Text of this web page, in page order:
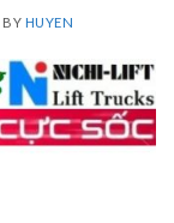
BY HUYEN